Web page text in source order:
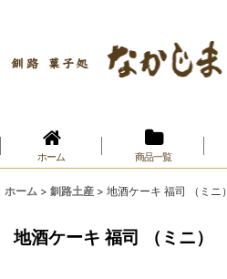
ホーム 商品一覧
ホーム > 釧路土産 > 地酒ケーキ 福司 （ミニ）
地酒ケーキ 福司 （ミニ）